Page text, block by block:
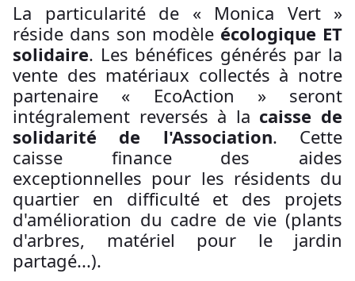
La particularité de « Monica Vert »
réside dans son modèle écologique ET
solidaire. Les bénéfices générés par la
vente des matériaux collectés à notre
partenaire « EcoAction » seront
intégralement reversés à la caisse de
solidarité de l'Association. Cette
caisse finance des aides
exceptionnelles pour les résidents du
quartier en difficulté et des projets
d'amélioration du cadre de vie (plants
d'arbres, matériel pour le jardin
partagé...).